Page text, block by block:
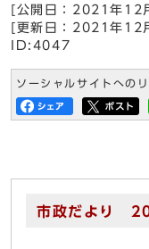
[公開日：2021年12
[更新日：2021年12
ID:4047
ソーシャルサイトへの
市政だより